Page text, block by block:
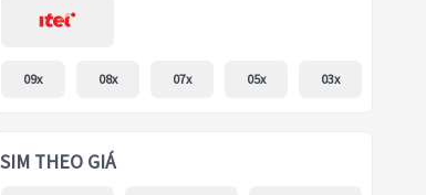
09x 08x 07x 05x 03x
SIM THEO GIÁ